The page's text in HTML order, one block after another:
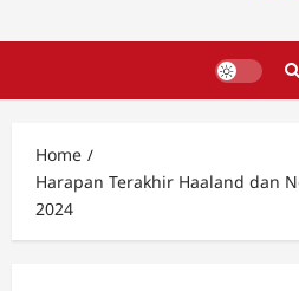
Home
Harapan Terakhir Haaland dan
2024